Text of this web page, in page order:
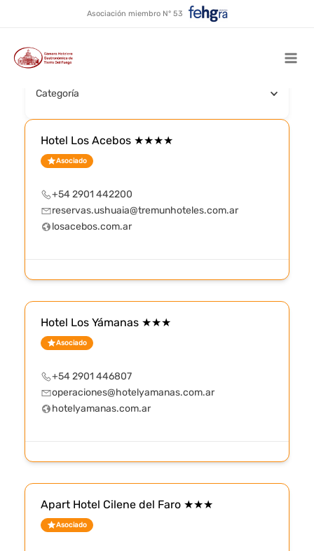
contenido
Asociación miembro N° 53
Con estacionamiento
Buscar por nombre
Categoría
Hotel Los Acebos ★★★★
Asociado
+54 2901 442200
reservas.ushuaia@tremunhoteles.com.ar
losacebos.com.ar
Hotel Los Yámanas ★★★
Asociado
+54 2901 446807
operaciones@hotelyamanas.com.ar
hotelyamanas.com.ar
Apart Hotel Cilene del Faro ★★★
Asociado